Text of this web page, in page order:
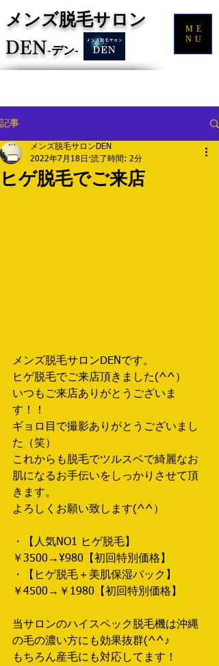
メンズ脱毛サロン
DEN‐デン‐
ME
NU
記事
ヒゲ脱毛でご来店
メンズ脱毛サロンDEN
2022年7月18日 読了時間: 2分
メンズ脱毛サロンDENです。
ヒゲ脱毛でご来店頂きました(^^）
いつもご来店ありがとうございま
す！！
ギョロ目で撮影ありがとうございまし
た（笑）
これからも脱毛でツルスベで綺麗なお
肌になるお手伝いをしっかりさせて頂
きます。
よろしくお願い致します(^^）
・【人気NO1 ヒゲ脱毛】
￥3500→¥980【初回特別価格】
・【ヒゲ脱毛＋美肌保湿パック】
￥4500→￥1980【初回特別価格】
当サロンのハイスペック脱毛機は沖縄
の毛の濃い方にも効果抜群(^^♪
もちろん産毛にも対応してます！